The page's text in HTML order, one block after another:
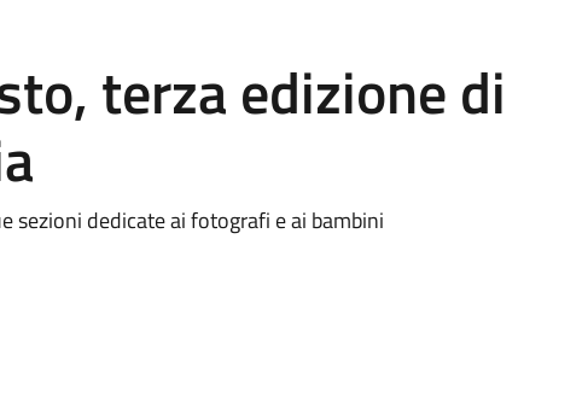
terza edizione di
sezioni dedicate ai fotografi e ai bambini